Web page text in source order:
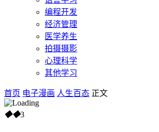
编程开发
经济管理
医学养生
拍摄摄影
心理科学
其他学习
首页 电子漫画 人生百态 正文
◆◆3